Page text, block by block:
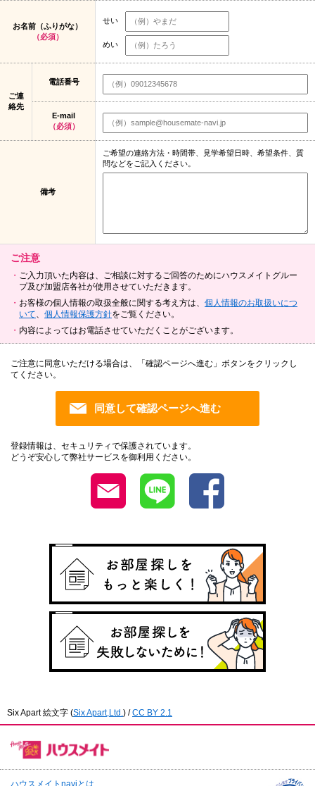
お名前（ふりがな）
（必須）
せい
めい
ご連
絡先
電話番号
E-mail
（必須）
備考
ご希望の連絡方法・時間帯、見学希望日時、希望条件、質
問などをご記入ください。
ご注意
ご入力頂いた内容は、ご相談に対するご回答のためにハウスメイトグルー
プ及び加盟店各社が使用させていただきます。
お客様の個人情報の取扱全般に関する考え方は、 個人情報のお取扱いにつ
いて
個人情報保護方針をご覧ください。
内容によってはお電話させていただくことがございます。
ご注意に同意いただける場合は、「確認ページへ進む」ボタンをクリックし
てください。
登録情報は、セキュリティで保護されています。
どうぞ安心して弊社サービスを御利用ください。
Six Apart 絵文字 (Six Apart,Ltd. ) /CC BY 2.1
ハウスメイトnaviとは